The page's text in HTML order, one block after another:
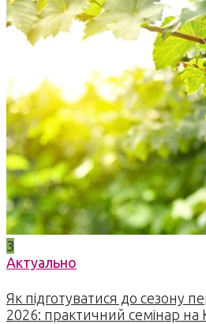
3
Актуально
Як підготуватися до сезону
2026: практичний семінар на